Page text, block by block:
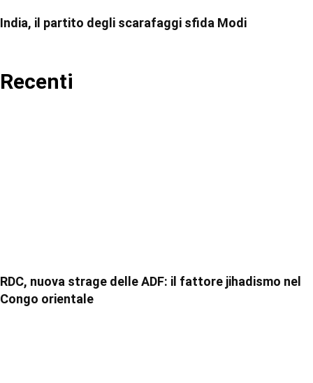
India, il partito degli scarafaggi sfida Modi
Recenti
RDC, nuova strage delle ADF: il fattore jihadismo nel
Congo orientale